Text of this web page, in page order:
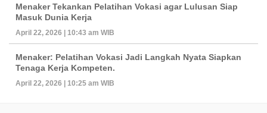
Menaker Tekankan Pelatihan Vokasi agar Lulusan Siap
Masuk Dunia Kerja
April 22, 2026 | 10:43 am WIB
Menaker: Pelatihan Vokasi Jadi Langkah Nyata Siapkan
Tenaga Kerja Kompeten.
April 22, 2026 | 10:25 am WIB